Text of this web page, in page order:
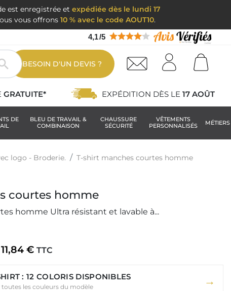
est enregistrée etexpédiée dès le lundi 17
vous offrons 10 % avec le code AOUT10.
4,1/5
BESOIN D'UN DEVIS ?
GRATUITE* EXPÉDITION DÈS LE 17 AOÛT
DE
BLEU DE TRAVAIL &
COMBINAISON
CHAUSSURE
SÉCURITÉ
VÊTEMENTS
PERSONNALISÉS
MÉTIERS
logo - Broderie. T-shirt manches courtes homme
courtes homme
homme Ultra résistant et lavable à...
11,84 € TTC
: 12 COLORIS DISPONIBLES
toutes les couleurs du modèle →